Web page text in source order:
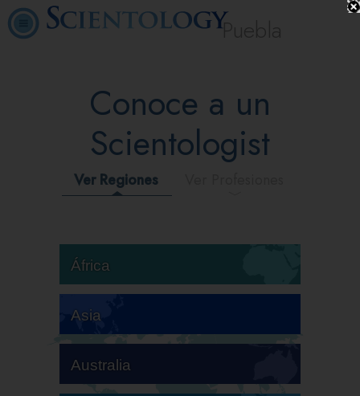
Puebla
Conoce a un
Scientologist
Ver Regiones
África
Asia
Australia